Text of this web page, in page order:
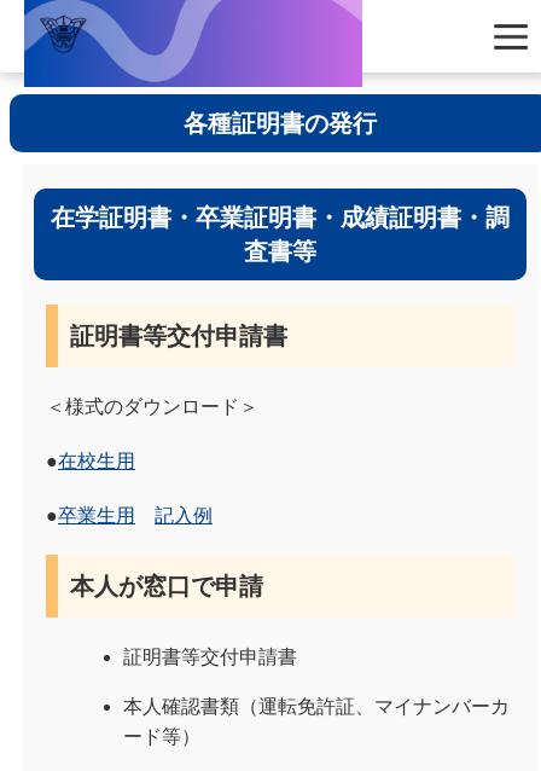
各種証明書の発行
在学証明書・卒業証明書・成績証明書・調
査書等
証明書等交付申請書
＜様式のダウンロード＞
●在校生用
●卒業生用 記入例
本人が窓口で申請
証明書等交付申請書
本人確認書類（運転免許証、マイナンバーカ
ード等）